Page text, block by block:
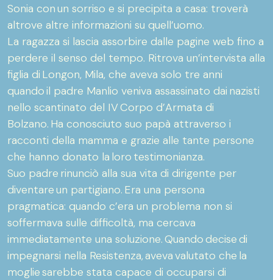
Sonia con un sorriso e si precipita a casa: troverà
altrove altre informazioni su quell’uomo.
La ragazza si lascia assorbire dalle pagine web fino a
perdere il senso del tempo. Ritrova un’intervista alla
figlia di Longon, Mila, che aveva solo tre anni
quando il padre Manlio veniva assassinato dai nazisti
nello scantinato del IV Corpo d’Armata di
Bolzano. Ha conosciuto suo papà attraverso i
racconti della mamma e grazie alle tante persone
che hanno donato la loro testimonianza.
Suo padre rinunciò alla sua vita di dirigente per
diventare un partigiano. Era una persona
pragmatica: quando c’era un problema non si
soffermava sulle difficoltà, ma cercava
immediatamente una soluzione. Quando decise di
impegnarsi nella Resistenza, aveva valutato che la
moglie sarebbe stata capace di occuparsi di